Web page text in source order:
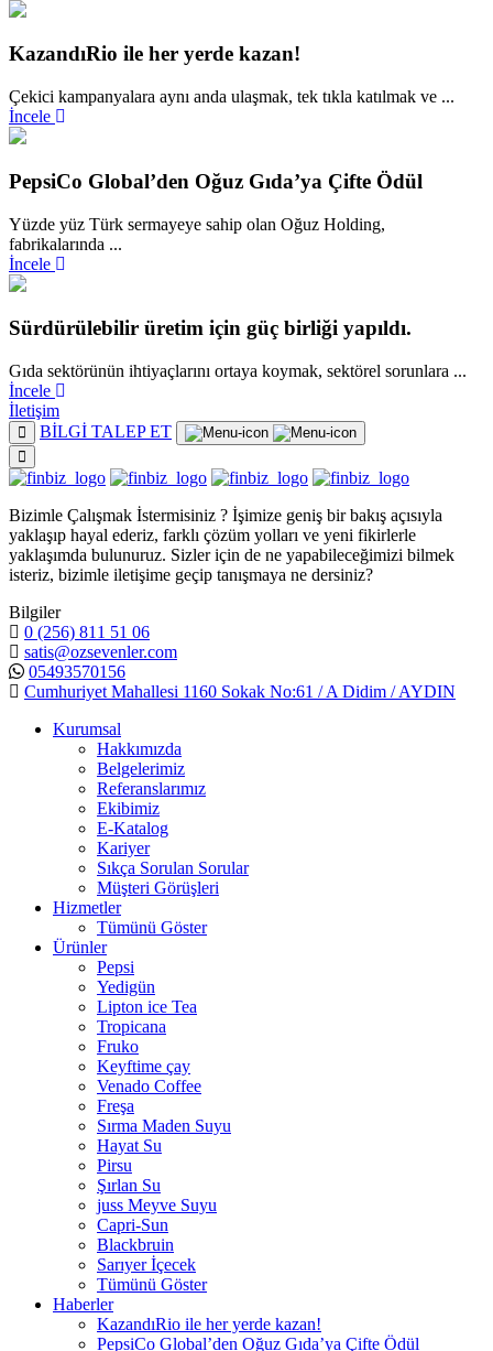
KazandıRio ile her yerde kazan!
Çekici kampanyalara aynı anda ulaşmak, tek tıkla katılmak ve ...
İncele
PepsiCo Global’den Oğuz Gıda’ya Çifte Ödül
Yüzde yüz Türk sermayeye sahip olan Oğuz Holding,
fabrikalarında ...
İncele
Sürdürülebilir üretim için güç birliği yapıldı.
Gıda sektörünün ihtiyaçlarını ortaya koymak, sektörel sorunlara ...
İncele
İletişim
BİLGİ TALEP ET
Bizimle Çalışmak İstermisiniz ? İşimize geniş bir bakış açısıyla
yaklaşıp hayal ederiz, farklı çözüm yolları ve yeni fikirlerle
yaklaşımda bulunuruz. Sizler için de ne yapabileceğimizi bilmek
isteriz, bizimle iletişime geçip tanışmaya ne dersiniz?
Bilgiler
0 (256) 811 51 06
satis@ozsevenler.com
05493570156
Cumhuriyet Mahallesi 1160 Sokak No:61 / A Didim / AYDIN
Kurumsal
Hakkımızda
Belgelerimiz
Referanslarımız
Ekibimiz
E-Katalog
Kariyer
Sıkça Sorulan Sorular
Müşteri Görüşleri
Hizmetler
Tümünü Göster
Ürünler
Pepsi
Yedigün
Lipton ice Tea
Tropicana
Fruko
Keyftime çay
Venado Coffee
Freşa
Sırma Maden Suyu
Hayat Su
Pirsu
Şırlan Su
juss Meyve Suyu
Capri-Sun
Blackbruin
Sarıyer İçecek
Tümünü Göster
Haberler
KazandıRio ile her yerde kazan!
PepsiCo Global’den Oğuz Gıda’ya Çifte Ödül